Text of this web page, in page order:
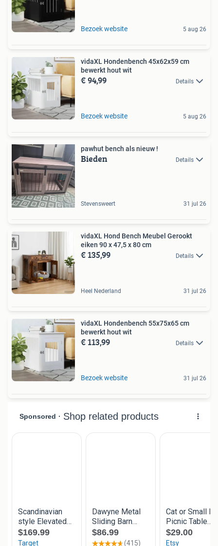
Bezoek website 5 aug 26
vidaXL Hondenbench 45x62x59 cm
bewerkt hout wit
€ 94,99 Details
Bezoek website 5 aug 26
pawhut bench als nieuw !
Bieden Details
Stevensweert 31 jul 26
vidaXL Hond Bench Meubel Gerookt
eiken 90 x 47,5 x 80 cm
€ 135,99 Details
Heel Nederland 31 jul 26
vidaXL Hondenbench 55x75x65 cm
bewerkt hout wit
€ 113,99 Details
Bezoek website 31 jul 26